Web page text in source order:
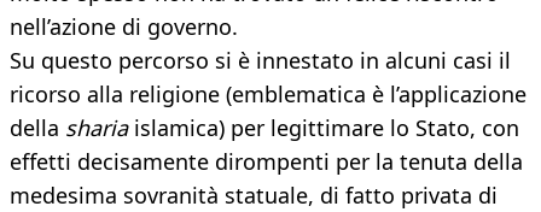
nell’azione di governo.
Su questo percorso si è innestato in alcuni casi il
ricorso alla religione (emblematica è l’applicazione
della shariaislamica) per legittimare lo Stato, con
effetti decisamente dirompenti per la tenuta della
medesima sovranità statuale, di fatto privata di